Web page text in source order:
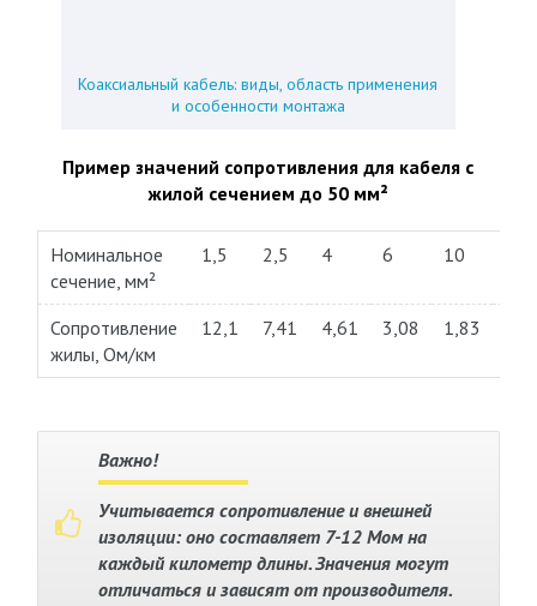
Коаксиальный кабель: виды, область применения
и особенности монтажа
Пример значений сопротивления для кабеля с
жилой сечением до 50 мм²
Номинальное
сечение, мм²
1,5 2,5 4 6 10
Сопротивление
жилы, Ом/км
12,1 7,41 4,61 3,08 1,83
Важно!
Учитывается сопротивление и внешней
изоляции: оно составляет 7-12 Мом на
каждый километр длины. Значения могут
отличаться и зависят от производителя.